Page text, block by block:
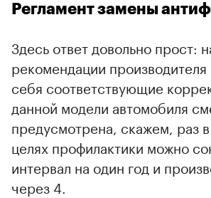
00:00 / 00:00
Регламент замены
Здесь ответ довольно прост:
рекомендации
себя соответствующие
данной модели автомобиля
предусмотрена, скажем, раз в
целях профилактики можно
интервал на один год и
через 4.